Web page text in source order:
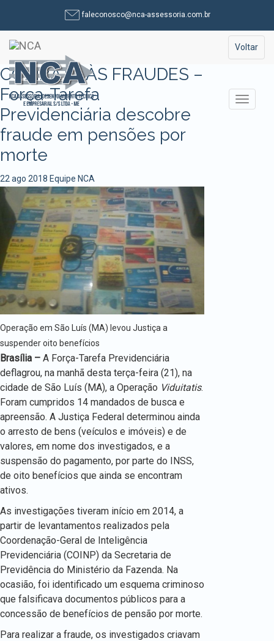
para
o
conteúdo
faleconosco@nca-assessoria.com.br
Toggle
Voltar
COMBATE ÀS FRAUDES –
Força-Tarefa
Previdenciária descobre
fraude em pensões por
morte
22 ago 2018 Equipe NCA
Operação em São Luís (MA) levou Justiça a
suspender oito benefícios
Brasília – A Força-Tarefa Previdenciária
deflagrou, na manhã desta terça-feira (21), na
cidade de São Luís (MA), a Operação Viduitatis.
Foram cumpridos 14 mandados de busca e
apreensão. A Justiça Federal determinou ainda
o arresto de bens (veículos e imóveis) e de
valores, em nome dos investigados, e a
suspensão do pagamento, por parte do INSS,
de oito benefícios que ainda se encontram
ativos.
As investigações tiveram início em 2014, a
partir de levantamentos realizados pela
Coordenação-Geral de Inteligência
Previdenciária (COINP) da Secretaria de
Previdência do Ministério da Fazenda. Na
ocasião, foi identificado um esquema criminoso
que falsificava documentos públicos para a
concessão de benefícios de pensão por morte.
Para realizar a fraude, os investigados criavam